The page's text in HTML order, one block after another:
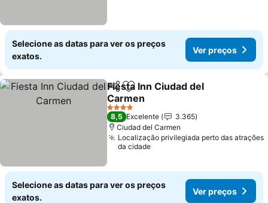
Selecione as datas para ver os preços
exatos.
Ver preços
PartilharAdicionar aos favoritos
Fiesta Inn Ciudad del
Carmen
Ver preços
4 Estrelas
8,5 Excelente
3.365
Ciudad del Carmen
Localização privilegiada perto das atrações
da cidade
Selecione as datas para ver os preços
exatos.
Ver preços